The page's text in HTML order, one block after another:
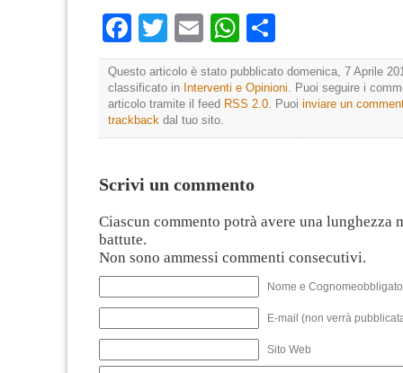
Facebook
TwitterEmailWhatsApp
Questo articolo è stato pubblicato domenica, 7 Aprile
classificato in Interventi e Opinioni. Puoi seguire i
articolo tramite il feed RSS 2.0. Puoi inviare un
trackback dal tuo sito.
Scrivi un commento
Ciascun commento potrà avere una lunghezza
battute.
Non sono ammessi commenti consecutivi.
Nome e
E-mail (non verrà
Sito Web